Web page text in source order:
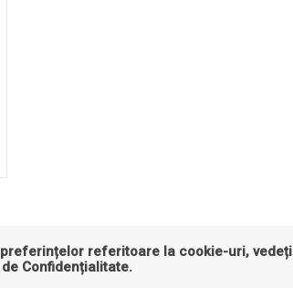
referitoare la cookie-uri, vedeți
Confidențialitate.